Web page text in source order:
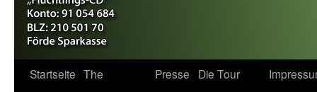
Springe
Startseite The
Presse
Die Tour